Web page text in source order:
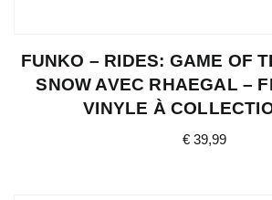
FUNKO – RIDES: GAME OF
SNOW AVEC RHAEGAL –
VINYLE À
€ 39,99